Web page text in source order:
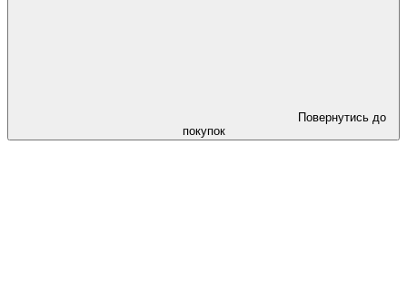
Повернутись до
покупок